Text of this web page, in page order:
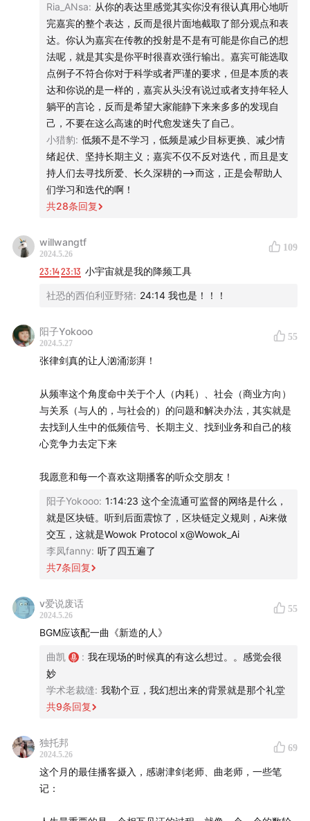
14:44过去一年投 AI，我们越投越害怕
17:56世界频率跃迁所带来的 5 个现象
25:02一个奶茶铺子的傅里叶变换
32:51 找到自己的低频信号
我永远有三个东西：善良、欢喜、生命力
Part 2 双人对谈 《AI、人、生命力》
37:55生命力强的两大表现：实事求是&爱自己
43:25爱自己，最重要的是放过自己
44:15一个人经历的苦难和 TA 的生命力有多大的相关
性？
49:00一个好的创始人，大概会有一个怎样的脚本？
54:21一个人的「定」，往往来自于一个人的「信」
1:00:07一个有生命力的状态，恰恰是对自己预期比较低
1:06:30和创始人聊天的时候，哪一个问题是你经常会问
1:10:46AI 还在以超出预期的方式加速
1:14:59怎么看未来的经济和市场？
The gang that made this happen】
制作人：Celia
剪辑：思娜
Mescaleros
【张津剑|信号与噪声系列回顾】
投资决策中的信噪比
投资中的周期与载波
投资中的节奏与结构
很多概念都是似是而非的。傅里叶变换可以用来解释世界上
的一切事物，而理解傅里叶变换背后的规律，需要的恰恰不
是躺平，而是不断地学习和迭代。大模型的本质，也是去收
集数据，求 Loss，然后用来校准自己的认知。嘉宾举了很多
例子，比如刷短视频，试图说明信息多了/频率高了是一件坏
事情，但其实这里的问题是摄入信息的质量太低，且训练方
法不对。
东三省复兴的关键并不是嘉宾说的年轻人逃离一二线城市，
难道不是因为中俄关系+一带一路导致的新的产业机会吗？年
轻人回去其实恰恰是追求发展而不是追求躺平啊？人们喜欢
吃辣，是因为辣椒可以分泌内啡肽，和频率有什么关系？辣
原本这些其实都是嘉宾自己的观点，无所谓对错，但整天教
导年轻人躺平就不对了。嘉宾说，“所以你但行好事，在这个
点上等着风口来，它自然会把你吹到一个你从来没有想象到
和用户聊，就在那里等风来？ 越是这个年代，对自己负责任
的年轻人反而越应该学习 - 注意，不是去卷，而是去真正的
为自己学习，理解世界正在发生什么，消耗更多地能量来训
快乐的，充满好奇的。
一边是大模型已经快把电力都耗没了，另一边还在鼓吹要节
约能量过低频生活，这不是自暴自弃么？
Ria_ANsa: 从你的表达里感觉其实你没有很认真用心地听
完嘉宾的整个表达，反而是很片面地截取了部分观点和表
达。你认为嘉宾在传教的投射是不是有可能是你自己的想
法呢，就是其实是你平时很喜欢强行输出。嘉宾可能选取
点例子不符合你对于科学或者严谨的要求，但是本质的表
达和你说的是一样的，嘉宾从头没有说过或者支持年轻人
躺平的言论，反而是希望大家能静下来来多多的发现自
己，不要在这么高速的时代愈发迷失了自己。
小猎豹: 低频不是不学习，低频是减少目标更换、减少情
绪起伏、坚持长期主义；嘉宾不仅不反对迭代，而且是支
持人们去寻找所爱、长久深耕的——>而这，正是会帮助人
们学习和迭代的啊！
共28条回复
willwangtf
2024.5.26
109
23:1423:13 小宇宙就是我的降频工具
社恐的西伯利亚野猪: 24:14 我也是！！！
阳子Yokooo
2024.5.27
55
张律剑真的让人汹涌澎湃！
从频率这个角度命中关于个人（内耗）、社会（商业方向）
与关系（与人的，与社会的）的问题和解决办法，其实就是
去找到人生中的低频信号、长期主义、找到业务和自己的核
心竞争力去定下来
我愿意和每一个喜欢这期播客的听众交朋友！
阳子Yokooo: 1:14:23 这个全流通可监督的网络是什么，
就是区块链。听到后面震惊了，区块链定义规则，Ai来做
交互，这就是Wowok Protocol x@Wowok_Ai
李凤fanny: 听了四五遍了
共7条回复
v爱说废话
2024.5.26
55
BGM应该配一曲《新造的人》
曲凯 : 我在现场的时候真的有这么想过。。感觉会很
妙
学术老裁缝: 我勒个豆，我幻想出来的背景就是那个礼堂
共9条回复
独托邦
2024.5.26
69
这个月的最佳播客摄入，感谢津剑老师、曲老师，一些笔
记：